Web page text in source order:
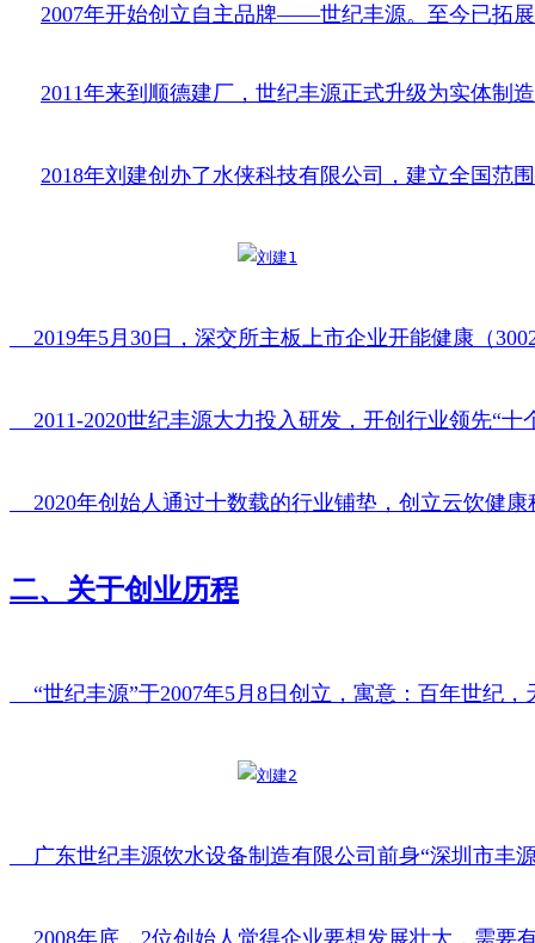
2007年开始创立自主品牌——世纪丰源。至今已拓
2011年来到顺德建厂，世纪丰源正式升级为实体制
2018年刘建创办了水侠科技有限公司，建立全国范
2019年5月30日，深交所主板上市企业开能健康（
2011-2020世纪丰源大力投入研发，开创行业领先“十
2020年创始人通过十数载的行业铺垫，创立云饮健
二、关于创业历程
“世纪丰源”于2007年5月8日创立，寓意：百年世纪
广东世纪丰源饮水设备制造有限公司前身“深圳市丰